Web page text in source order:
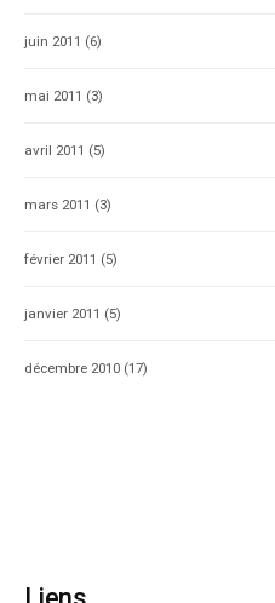
juin 2011 (6)
mai 2011 (3)
avril 2011 (5)
mars 2011 (3)
février 2011 (5)
janvier 2011 (5)
décembre 2010 (17)